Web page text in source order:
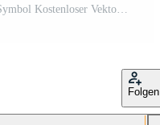
einzigartiges Wurmvektor-Glyphen-Symbol Kostenloser Vektor und Kostenloses SVG
Folgen